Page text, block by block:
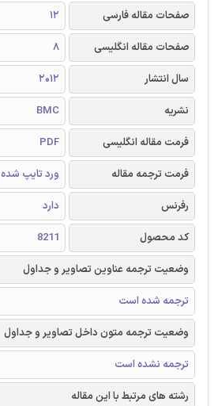
صفحات مقاله فارسی
12
صفحات مقاله انگلیسی
8
سال انتشار
2012
نشریه
BMC
فرمت مقاله انگلیسی
PDF
فرمت ترجمه مقاله
ورد تایپ شده
رفرنس
دارد
کد محصول
8211
وضعیت ترجمه عناوین تصاویر و جداول
ترجمه شده است
وضعیت ترجمه متون داخل تصاویر و جداول
ترجمه نشده است
رشته های مرتبط با این مقاله